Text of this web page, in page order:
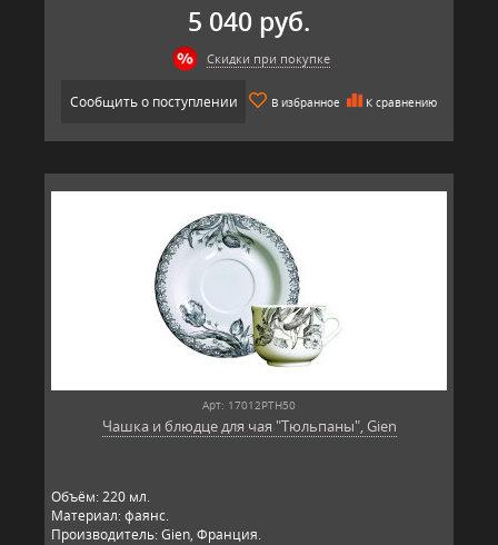
5 040 руб.
Скидки при покупке
Сообщить о поступлении В избранное К сравнению
Арт: 17012PTH50
Чашка и блюдце для чая "Тюльпаны", Gien
Объём: 220 мл.
Материал: фаянс.
Производитель: Gien, Франция.